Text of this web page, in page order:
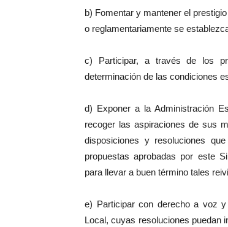
b) Fomentar y mantener el
o reglamentariamente se
c) Participar, a través de los
determinación de las condiciones
d) Exponer a la Administración
recoger las aspiraciones de sus
disposiciones y resoluciones
propuestas aprobadas por este
para llevar a buen término tales
e) Participar con derecho a voz
Local, cuyas resoluciones puedan